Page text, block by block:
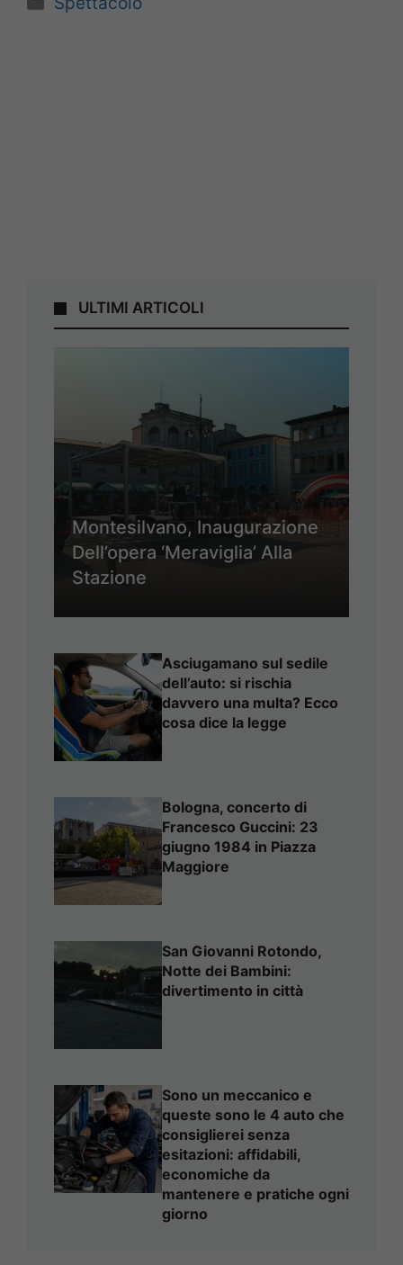
ULTIMI ARTICOLI
Montesilvano, Inaugurazione
Dell’opera ‘Meraviglia’ Alla
Stazione
Asciugamano sul sedile
dell’auto: si rischia
davvero una multa? Ecco
cosa dice la legge
Bologna, concerto di
Francesco Guccini: 23
giugno 1984 in Piazza
Maggiore
San Giovanni Rotondo,
Notte dei Bambini:
divertimento in città
Sono un meccanico e
queste sono le 4 auto che
consiglierei senza
esitazioni: affidabili,
economiche da
mantenere e pratiche ogni
giorno